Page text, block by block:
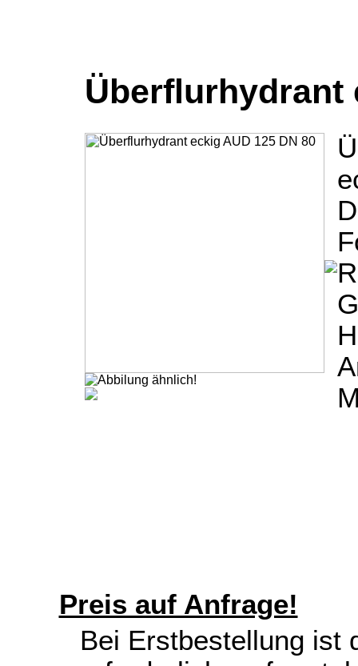
Überflurhydrant
Preis auf Anfrage!
Bei Erstbestellung ist